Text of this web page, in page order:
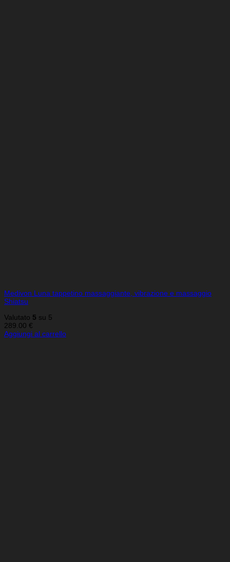
Medivon Luna tappetino massaggiante, vibrazione e massaggio
Shiatsu
Valutato 5 su 5
289.00 €
Aggiungi al carrello